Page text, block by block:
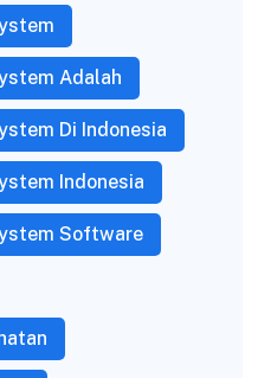
Adalah
Di Indonesia
Indonesia
Software